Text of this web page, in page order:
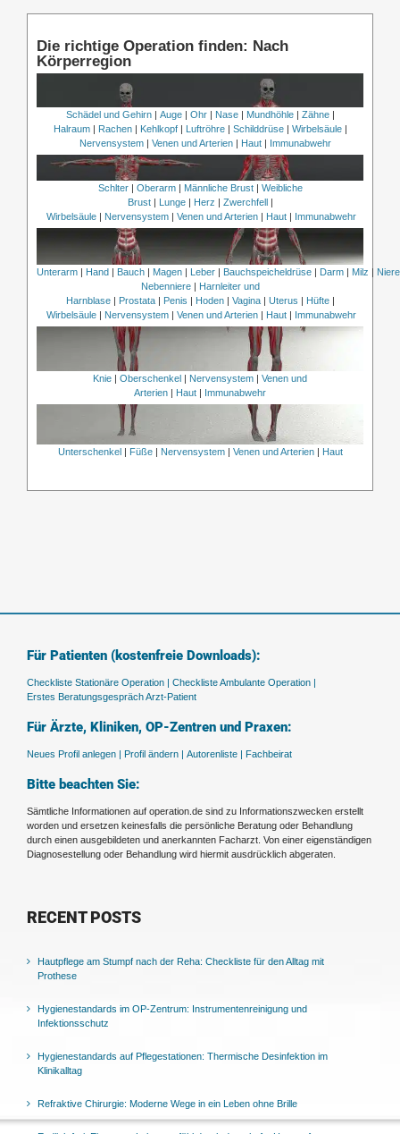
Die richtige Operation finden: Nach
Körperregion
Schädel und Gehirn| Auge| Ohr| Nase| Mundhöhle| Zähne|
Halraum| Rachen| Kehlkopf| Luftröhre| Schilddrüse| Wirbelsäule|
Nervensystem | Venen und Arterien | Haut | Immunabwehr
Schlter| Oberarm| Männliche Brust| Weibliche
Brust| Lunge| Herz | Zwerchfell|
Wirbelsäule | Nervensystem | Venen und Arterien | Haut | Immunabwehr
Unterarm| Hand| Bauch| Magen| Leber| Bauchspeicheldrüse| Darm| Milz |
Nebenniere| Harnleiter und
Harnblase| Prostata| Penis | Hoden| Vagina| Uterus | Hüfte|
Wirbelsäule | Nervensystem | Venen und Arterien | Haut | Immunabwehr
Knie Oberschenkel Nervensystem
Venen und
Arterien
Haut Immunabwehr
Unterschenkel Füße| Nervensystem| Venen und Arterien| Haut
Für Patienten (kostenfreie Downloads):
Checkliste Stationäre Operation | Checkliste Ambulante Operation |
Erstes Beratungsgespräch Arzt-Patient
Für Ärzte, Kliniken, OP-Zentren und Praxen:
Neues Profil anlegen | Profil ändern | Autorenliste | Fachbeirat
Bitte beachten Sie:
Sämtliche Informationen auf operation.de sind zu Informationszwecken erstellt
worden und ersetzen keinesfalls die persönliche Beratung oder Behandlung
durch einen ausgebildeten und anerkannten Facharzt. Von einer eigenständigen
Diagnosestellung oder Behandlung wird hiermit ausdrücklich abgeraten.
RECENT POSTS
Hautpflege am Stumpf nach der Reha: Checkliste für den Alltag mit
Prothese
Hygienestandards im OP-Zentrum: Instrumentenreinigung und
Infektionsschutz
Hygienestandards auf Pflegestationen: Thermische Desinfektion im
Klinikalltag
Refraktive Chirurgie: Moderne Wege in ein Leben ohne Brille